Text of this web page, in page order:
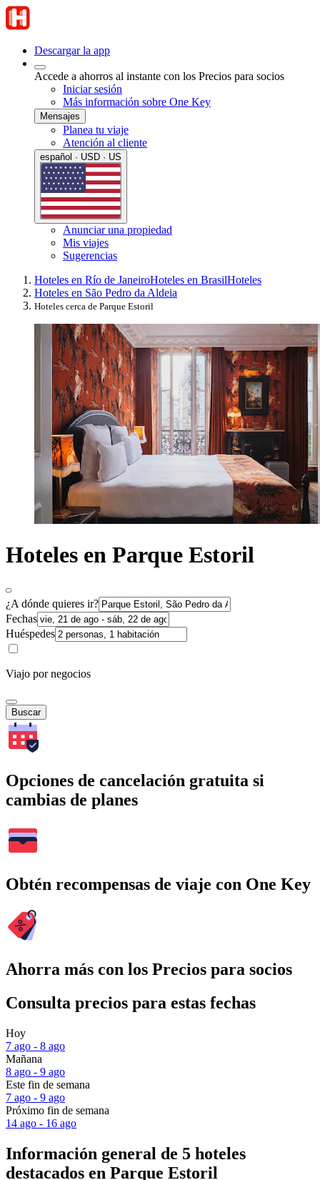
Descargar la app
Accede a ahorros al instante con los Precios para socios
Iniciar sesión
Más información sobre One Key
Mensajes
Planea tu viaje
Atención al cliente
español · USD · US
Anunciar una propiedad
Mis viajes
Sugerencias
Hoteles en Río de JaneiroHoteles en BrasilHoteles
Hoteles en São Pedro da Aldeia
Hoteles cerca de Parque Estoril
Hoteles en Parque Estoril
¿A dónde quieres ir?
Fechas
Huéspedes
Viajo por negocios
Buscar
Opciones de cancelación gratuita si
cambias de planes
Obtén recompensas de viaje con One Key
Ahorra más con los Precios para socios
Consulta precios para estas fechas
Hoy
7 ago - 8 ago
Mañana
8 ago - 9 ago
Este fin de semana
7 ago - 9 ago
Próximo fin de semana
14 ago - 16 ago
Información general de 5 hoteles
destacados en Parque Estoril